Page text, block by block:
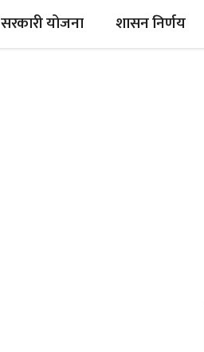
सरकारी योजना शासन निर्णय